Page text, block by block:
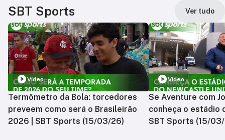
SBT Sports Ver tudo
Vídeo
Termômetro da Bola: torcedores
preveem como será o Brasileirão
2026 | SBT Sports (15/03/26)
Vídeo
Se Aventure com
conheça o estádio
SBT Sports (15/